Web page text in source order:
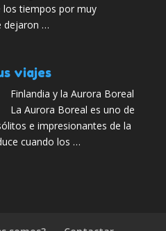
los tiempos por muy
dejaron …
viajes
Finlandia y la Aurora Boreal
La Aurora Boreal es uno de
e impresionantes de la
cuando los …